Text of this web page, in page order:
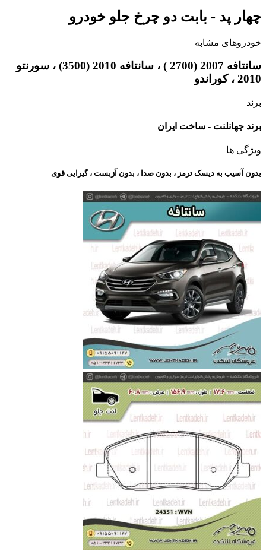
چهار پد - بابت دو چرخ جلو خودرو
خودروهای مشابه
سانتافه 2007 (2700 ) ، سانتافه 2010 (3500) ، سورنتو
2010 ، کوراندو
برند
برند جهانلنت - ساخت ایران
ویژگی ها
بدون آسیب به دیسک ترمز ، بدون صدا ، بدون آزبست ، گیرایی قوی​